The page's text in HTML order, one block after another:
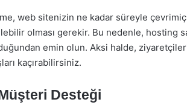
web sitenizin ne kadar süreyle
olması gerekir. Bu nedenle, hosting
emin olun. Aksi halde,
kaçırabilirsiniz.
Desteği